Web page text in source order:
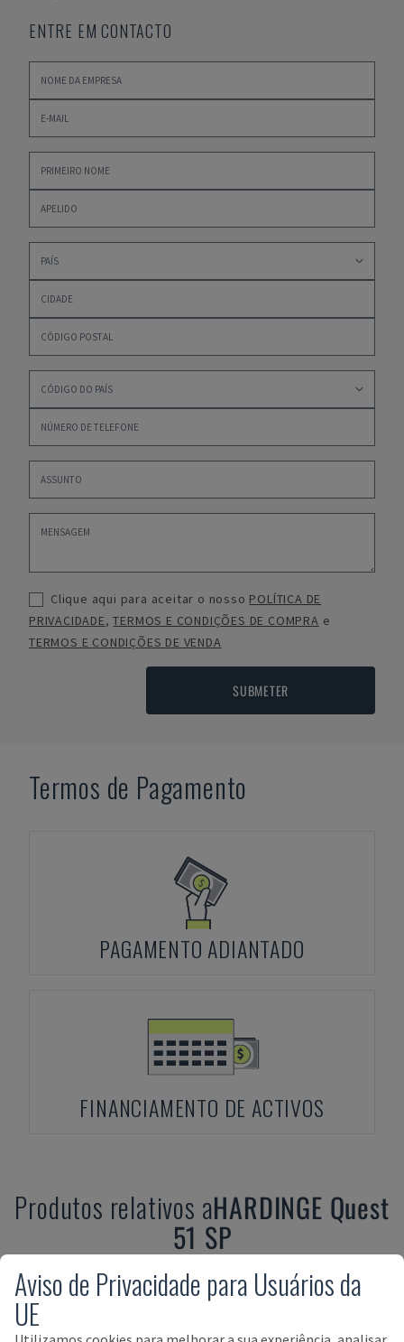
ENTRE EM CONTACTO
Clique aqui para aceitar o nosso POLÍTICA DE
PRIVACIDADE,TERMOS E CONDIÇÕES DE COMPRA e
TERMOS E CONDIÇÕES DE VENDA
SUBMETER
Termos de Pagamento
PAGAMENTO ADIANTADO
FINANCIAMENTO DE ACTIVOS
Produtos relativos aHARDINGE Quest
51 SP
Aviso de Privacidade para Usuários da
UE